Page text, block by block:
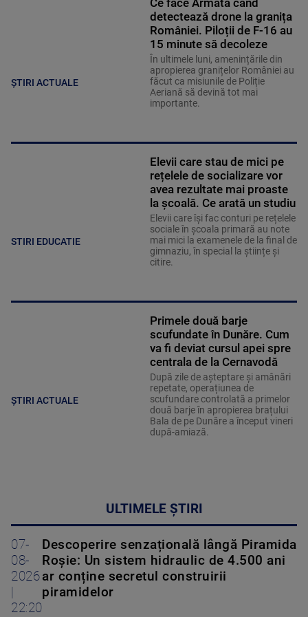
ȘTIRI ACTUALE
Ce face Armata când
detectează drone la granița
României. Piloții de F-16 au
15 minute să decoleze
În ultimele luni, amenințările din
apropierea granițelor României au
făcut ca misiunile de Poliție
Aeriană să devină tot mai
importante.
STIRI EDUCATIE
Elevii care stau de mici pe
rețelele de socializare vor
avea rezultate mai proaste
la școală. Ce arată un studiu
Elevii care îşi fac conturi pe rețelele
sociale în școala primară au note
mai mici la examenele de la final de
gimnaziu, în special la științe și
citire.
ȘTIRI ACTUALE
Primele două barje
scufundate în Dunăre. Cum
va fi deviat cursul apei spre
centrala de la Cernavodă
După zile de așteptare și amânări
repetate, operațiunea de
scufundare controlată a primelor
două barje în apropierea brațului
Bala de pe Dunăre a început vineri
după-amiază.
ULTIMELE ȘTIRI
07-
08-
2026
22:20
Descoperire senzațională lângă Piramida
Roșie: Un sistem hidraulic de 4.500 ani
ar conține secretul construirii
piramidelor